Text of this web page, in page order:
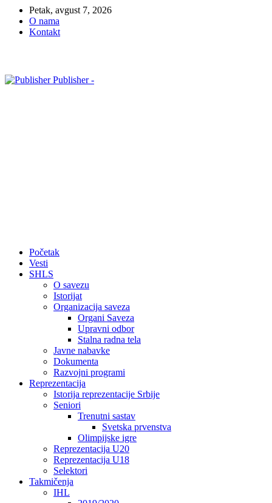
Petak, avgust 7, 2026
O nama
Kontakt
Publisher -
Početak
Vesti
SHLS
O savezu
Istorijat
Organizacija saveza
Organi Saveza
Upravni odbor
Stalna radna tela
Javne nabavke
Dokumenta
Razvojni programi
Reprezentacija
Istorija reprezentacije Srbije
Seniori
Trenutni sastav
Svetska prvenstva
Olimpijske igre
Reprezentacija U20
Reprezentacija U18
Selektori
Takmičenja
IHL